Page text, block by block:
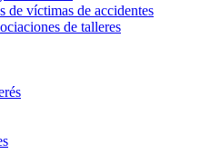
de víctimas de accidentes
de talleres